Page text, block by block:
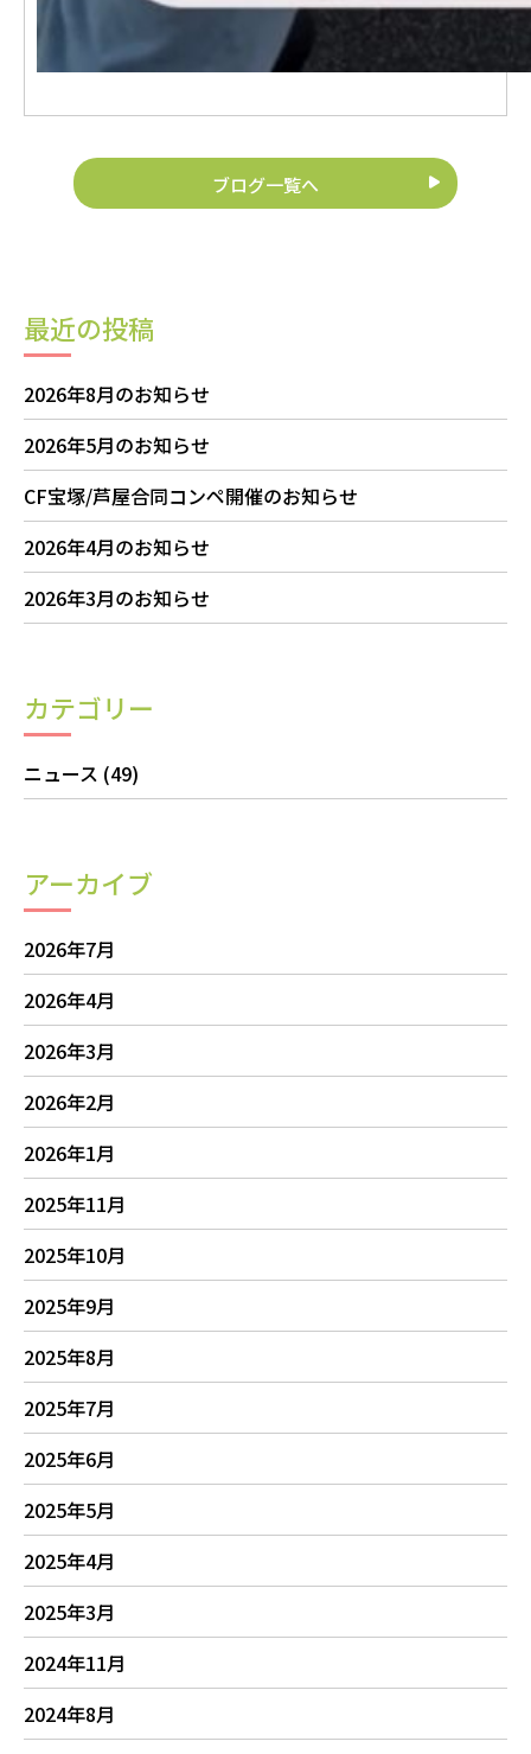
ブログ一覧へ
最近の投稿
2026年8月のお知らせ
2026年5月のお知らせ
CF宝塚/芦屋合同コンペ開催のお知らせ
2026年4月のお知らせ
2026年3月のお知らせ
カテゴリー
ニュース (49)
アーカイブ
2026年7月
2026年4月
2026年3月
2026年2月
2026年1月
2025年11月
2025年10月
2025年9月
2025年8月
2025年7月
2025年6月
2025年5月
2025年4月
2025年3月
2024年11月
2024年8月